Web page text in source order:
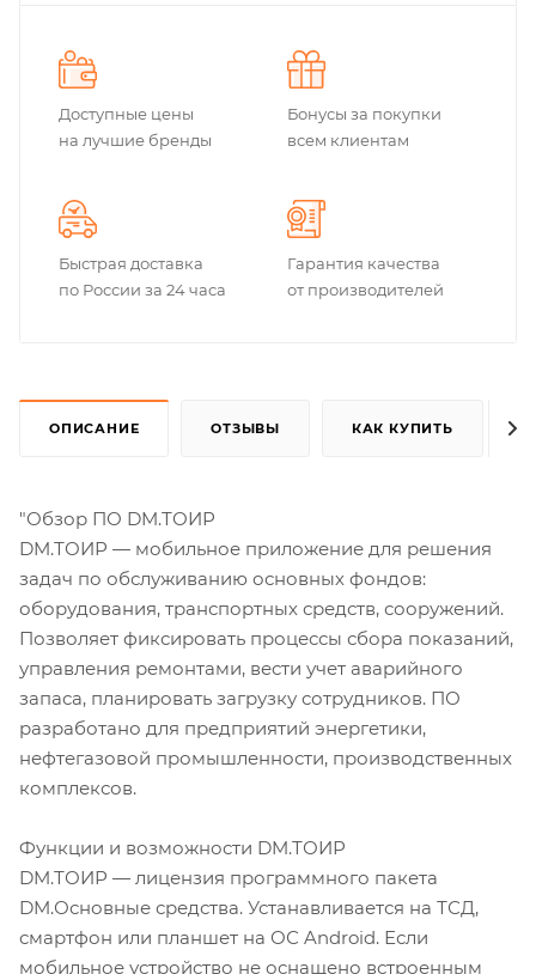
Доступные цены
на лучшие бренды
Бонусы за покупки
всем клиентам
Быстрая доставка
по России за 24 часа
Гарантия качества
от производителей
ОПИСАНИЕ ОТЗЫВЫ КАК КУПИТЬ
"Обзор ПО DM.ТОИР
DM.ТОИР — мобильное приложение для решения
задач по обслуживанию основных фондов:
оборудования, транспортных средств, сооружений.
Позволяет фиксировать процессы сбора показаний,
управления ремонтами, вести учет аварийного
запаса, планировать загрузку сотрудников. ПО
разработано для предприятий энергетики,
нефтегазовой промышленности, производственных
комплексов.
Функции и возможности DM.ТОИР
DM.ТОИР — лицензия программного пакета
DM.Основные средства. Устанавливается на ТСД,
смартфон или планшет на ОС Android. Если
мобильное устройство не оснащено встроенным